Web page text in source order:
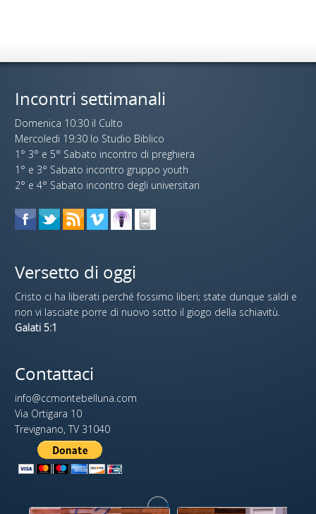
Incontri settimanali
Domenica 10:30 il Culto
Mercoledi 19:30 lo Studio Biblico
1° 3° e 5° Sabato incontro di preghiera
1° e 3° Sabato incontro gruppo youth
2° e 4° Sabato incontro degli universitari
Versetto di oggi
Cristo ci ha liberati perché fossimo liberi; state dunque saldi e
non vi lasciate porre di nuovo sotto il giogo della schiavitù.
Galati 5:1
Contattaci
info@ccmontebelluna.com
Via Ortigara 10
Trevignano, TV 31040